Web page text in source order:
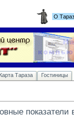
О
Тараза Гостиницы
показатели